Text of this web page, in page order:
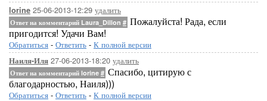
lorine 25-06-2013-12:29 удалить
Ответ на комментарий Laura_Dillon # Пожалуйста! Рада, если
пригодится! Удачи Вам!
Обратиться - Ответить - К полной версии
Наиля-Иля 27-06-2013-18:20 удалить
Ответ на комментарий lorine # Спасибо, цитирую с
благодарностью, Наиля)))
Обратиться - Ответить - К полной версии